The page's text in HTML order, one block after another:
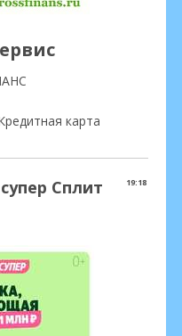
карта
19:18
Сплит